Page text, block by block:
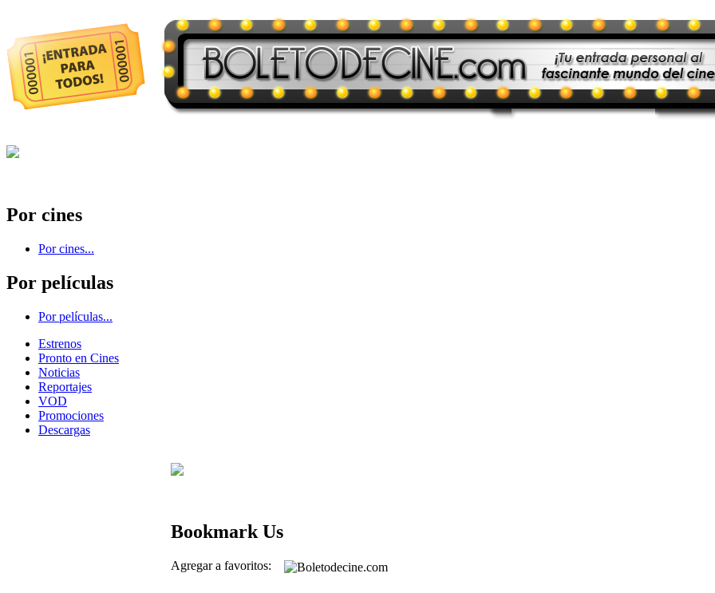
Por cines
Por cines...
Por películas
Por películas...
Estrenos
Pronto en Cines
Noticias
Reportajes
VOD
Promociones
Descargas
Bookmark Us
Agregar a favoritos: